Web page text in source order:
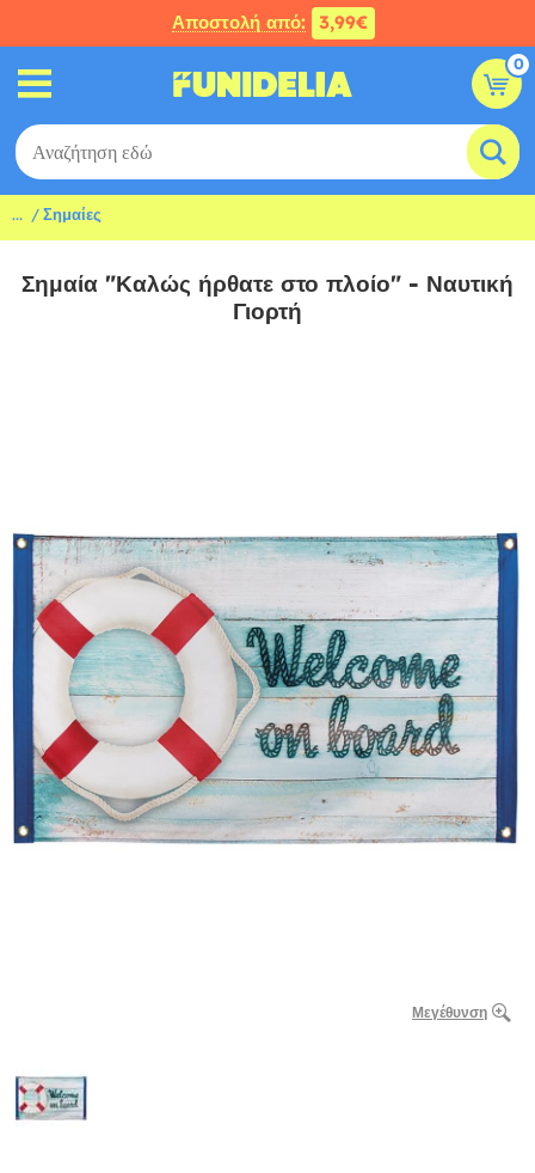
Αποστολή από: 3,99€
0
... Σημαίες
Σημαία "Καλώς ήρθατε στο πλοίο" - Ναυτική
Γιορτή
Μεγέθυνση